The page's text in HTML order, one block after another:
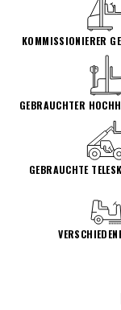
KOMMISSIONIERER
GEBRAUCHTER
GEBRAUCHTE